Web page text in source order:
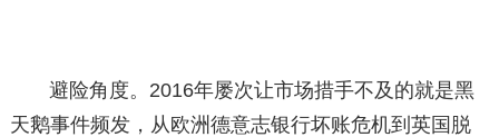
避险角度。2016年屡次让市场措手不及的就是黑
天鹅事件频发，从欧洲德意志银行坏账危机到英国脱